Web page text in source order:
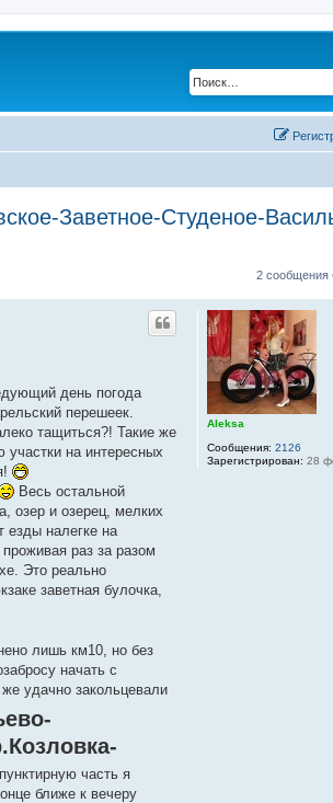
Заветное-Студеное-
2 сообщения
Aleksa
Сообщения: 2126
Зарегистрирован: 28
день погода
перешеек.
тащиться?! Такие же
на интересных
Весь остальной
озер и озерец, мелких
езды налегке на
раз за разом
Это реально
заветная булочка,
лишь км10, но без
начать с
удачно закольцевали
часть я
ближе к вечеру